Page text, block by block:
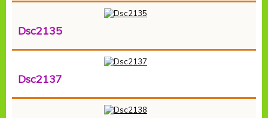
Dsc2135
Dsc2137